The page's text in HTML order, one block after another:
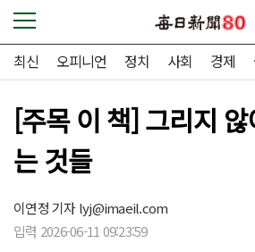
최신 오피니언 정치 사회 경제
[주목 이 책] 그리지
는 것들
이연정 기자lyj@imaeil.com
입력 2026-06-11 09:23:59